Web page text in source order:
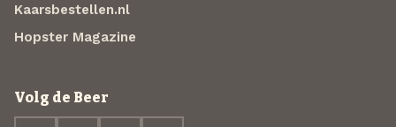
Kaarsbestellen.nl
Hopster Magazine
Volg de Beer